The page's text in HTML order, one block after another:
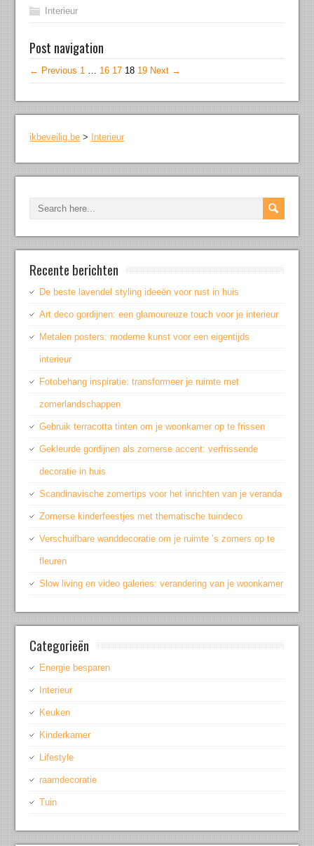
Interieur
Post navigation
← Previous 1 … 16 17 18 19 Next →
ikbeveilig.be > Interieur
Recente berichten
De beste lavendel styling ideeën voor rust in huis
Art deco gordijnen: een glamoureuze touch voor je interieur
Metalen posters: moderne kunst voor een eigentijds
interieur
Fotobehang inspiratie: transformeer je ruimte met
zomerlandschappen
Gebruik terracotta tinten om je woonkamer op te frissen
Gekleurde gordijnen als zomerse accent: verfrissende
decoratie in huis
Scandinavische zomertips voor het inrichten van je veranda
Zomerse kinderfeestjes met thematische tuindeco
Verschuifbare wanddecoratie om je ruimte ’s zomers op te
fleuren
Slow living en video galeries: verandering van je woonkamer
Categorieën
Energie besparen
Interieur
Keuken
Kinderkamer
Lifestyle
raamdecoratie
Tuin